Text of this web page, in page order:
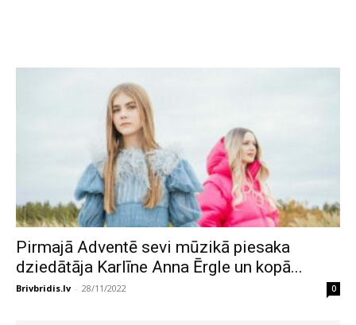
Pirmajā Adventē sevi mūzikā piesaka
dziedātāja Karlīne Anna Ērgle un kopā...
Brivbridis.lv - 28/11/2022 0